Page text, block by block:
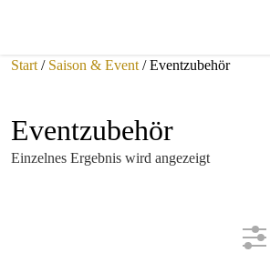
Start / Saison & Event / Eventzubehör
Eventzubehör
Einzelnes Ergebnis wird angezeigt